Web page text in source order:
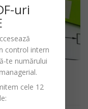
uri
control intern
te numărului
cele 12